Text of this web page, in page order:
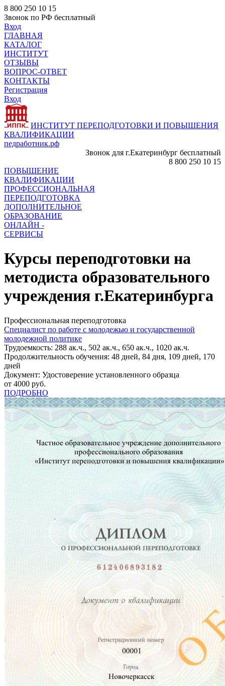
8 800 250 10 15
Звонок по РФ бесплатный
Вход
ГЛАВНАЯ
КАТАЛОГ
ИНСТИТУТ
ОТЗЫВЫ
ВОПРОС-ОТВЕТ
КОНТАКТЫ
Регистрация
Вход
ИНСТИТУТ ПЕРЕПОДГОТОВКИ И ПОВЫШЕНИЯ
КВАЛИФИКАЦИИ
педработник.рф
Звонок для г.Екатеринбург бесплатный
8 800 250 10 15
ПОВЫШЕНИЕ
КВАЛИФИКАЦИИ
ПРОФЕССИОНАЛЬНАЯ
ПЕРЕПОДГОТОВКА
ДОПОЛНИТЕЛЬНОЕ
ОБРАЗОВАНИЕ
ОНЛАЙН -
СЕРВИСЫ
Курсы переподготовки на
методиста образовательного
учреждения г.Екатеринбурга
Профессиональная переподготовка
Специалист по работе с молодежью и государственной
молодежной политике
Трудоемкость: 288 ак.ч., 502 ак.ч., 650 ак.ч., 1020 ак.ч.
Продолжительность обучения: 48 дней, 84 дня, 109 дней, 170
дней
Документ: Удостоверение установленного образца
от 4000 руб.
ПОДРОБНО